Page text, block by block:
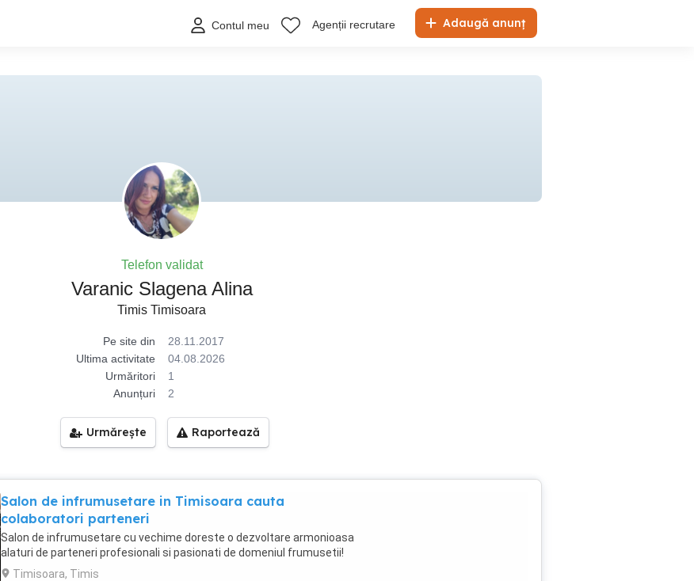
Adaugă anunț
Contul meu Agenții recrutare
Telefon validat
Varanic Slagena Alina
Timis Timisoara
Pe site din
28.11.2017
Ultima activitate
04.08.2026
Urmăritori
1
Anunțuri
2
Urmărește Raportează
Salon de infrumusetare in Timisoara cauta
colaboratori parteneri
Salon de infrumusetare cu vechime doreste o dezvoltare armonioasa
alaturi de parteneri profesionali si pasionati de domeniul frumusetii!
Timisoara, Timis